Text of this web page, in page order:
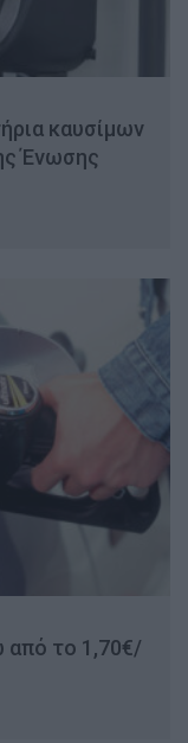
καυσίμων
Ένωσης
από το 1,70€/